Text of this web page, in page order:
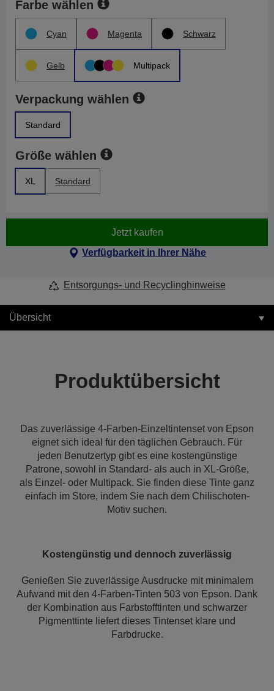
Farbe wählen
Cyan Magenta Schwarz
Gelb Multipack
Verpackung wählen
Standard
Größe wählen
XL Standard
Jetzt kaufen
Verfügbarkeit in Ihrer Nähe
Entsorgungs- und Recyclinghinweise
Übersicht
Produktübersicht
Das zuverlässige 4-Farben-Einzeltintenset von Epson
eignet sich ideal für den täglichen Gebrauch. Für
jeden Benutzertyp gibt es eine kostengünstige
Patrone, sowohl in Standard- als auch in XL-Größe,
als Einzel- oder Multipack. Sie finden diese Tinte ganz
einfach im Store, indem Sie nach dem Chilischoten-
Motiv suchen.
Kostengünstig und dennoch zuverlässig
Genießen Sie zuverlässige Ausdrucke mit minimalem
Aufwand mit den 4-Farben-Tinten 503 von Epson. Dank
der Kombination aus Farbstofftinten und schwarzer
Pigmenttinte liefert dieses Tintenset klare und
Farbdrucke.